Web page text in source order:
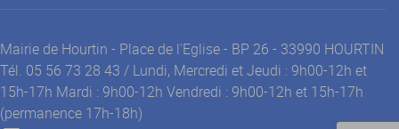
Mairie de Hourtin - Place de l'Eglise - BP 26 - 33990 HOURTIN
Tél. 05 56 73 28 43 / Lundi, Mercredi et Jeudi : 9h00-12h et
15h-17h Mardi : 9h00-12h Vendredi : 9h00-12h et 15h-17h
(permanence 17h-18h)